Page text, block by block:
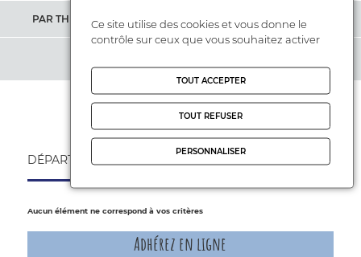
Elémentaire
Collège
PAR THÈMES
Fonctionnement de l'école
Hors temps scolaire
Orientation
Politiques éducatives
Relations famille-école
DÉPARTEMENTALES
Aucun élément ne correspond à vos critères
Adhérez en ligne
Ce site utilise des cookies et vous donne le
contrôle sur ceux que vous souhaitez activer
TOUT ACCEPTER
TOUT REFUSER
PERSONNALISER